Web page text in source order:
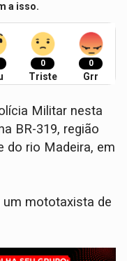
a isso.
0
Triste
0
Grr
Militar nesta
BR-319, região
do rio Madeira, em
um mototaxista de